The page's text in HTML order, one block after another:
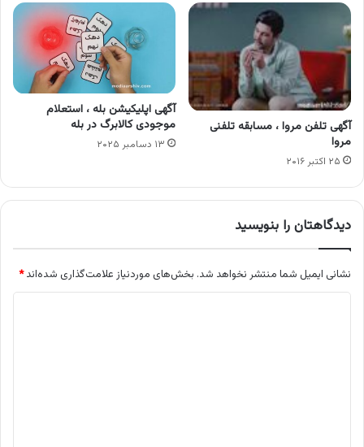
آگهی تلفن مروا ، مسابقه تلفنی
مروا
۲۵ اکتبر ۲۰۱۶
آگهی اپلیکیشن بله ، استعلام
موجودی کالابرگ در بله
۱۳ دسامبر ۲۰۲۵
دیدگاهتان را بنویسید
نشانی ایمیل شما منتشر نخواهد شد. بخش‌های موردنیاز علامت‌گذاری شده‌اند*